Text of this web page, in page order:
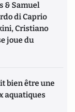
& Samuel
di Caprio
Cristiano
joue du
bien être une
aquatiques